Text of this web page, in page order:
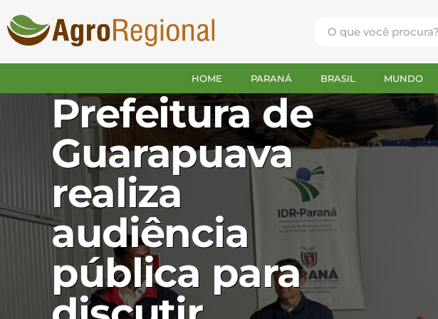
HOME PARANÁ BRASIL MUNDO
Prefeitura de
Guarapuava
realiza
audiência
pública para